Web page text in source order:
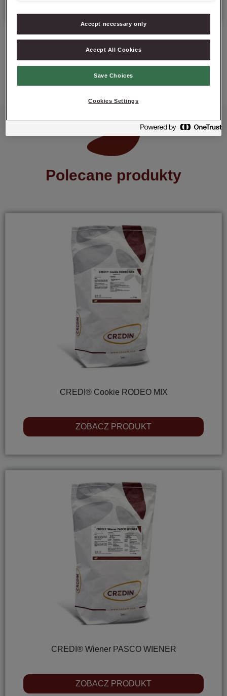
ZAPYTAJ O PRODUKT
Polecane produkty
CREDI® Cookie RODEO MIX
ZOBACZ PRODUKT
CREDI® Wiener PASCO WIENER
ZOBACZ PRODUKT
Accept necessary only
Accept All Cookies
Save Choices
Cookies Settings